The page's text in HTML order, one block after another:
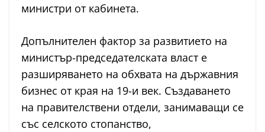
министри от кабинета.
Допълнителен фактор за развитието на
министър-председателската власт е
разширяването на обхвата на държавния
бизнес от края на 19-и век. Създаването
на правителствени отдели, занимаващи се
със селското стопанство,